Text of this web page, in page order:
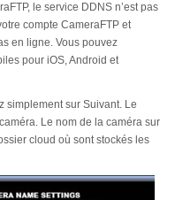
le service DDNS n’est pas
compte CameraFTP et
en ligne. Vous pouvez
pour iOS, Android et
simplement sur Suivant. Le
Le nom de la caméra sur
cloud où sont stockés les